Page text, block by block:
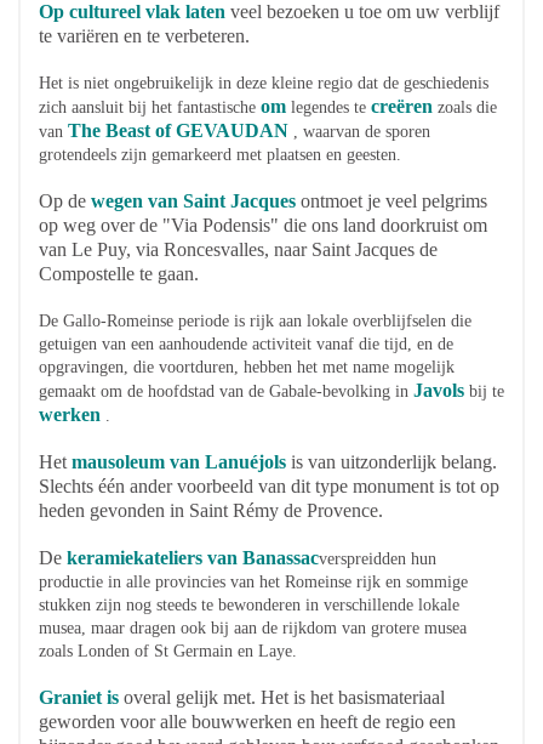
Op cultureel vlak laten veel bezoeken u toe om uw verblijf
te variëren en te verbeteren.
Het is niet ongebruikelijk in deze kleine regio dat de geschiedenis
zich aansluit bij het fantastische om legendes te creëren zoals die
van The Beast of GEVAUDAN , waarvan de sporen
grotendeels zijn gemarkeerd met plaatsen en geesten.
Op de wegen van Saint Jacques ontmoet je veel pelgrims
op weg over de "Via Podensis" die ons land doorkruist om
van Le Puy, via Roncesvalles, naar Saint Jacques de
Compostelle te gaan.
De Gallo-Romeinse periode is rijk aan lokale overblijfselen die
getuigen van een aanhoudende activiteit vanaf die tijd, en de
opgravingen, die voortduren, hebben het met name mogelijk
gemaakt om de hoofdstad van de Gabale-bevolking in Javols bij te
werken .
Het mausoleum van Lanuéjols is van uitzonderlijk belang.
Slechts één ander voorbeeld van dit type monument is tot op
heden gevonden in Saint Rémy de Provence.
De keramiekateliers van Banassacverspreidden hun
productie in alle provincies van het Romeinse rijk en sommige
stukken zijn nog steeds te bewonderen in verschillende lokale
musea, maar dragen ook bij aan de rijkdom van grotere musea
zoals Londen of St Germain en Laye.
Graniet is overal gelijk met. Het is het basismateriaal
geworden voor alle bouwwerken en heeft de regio een